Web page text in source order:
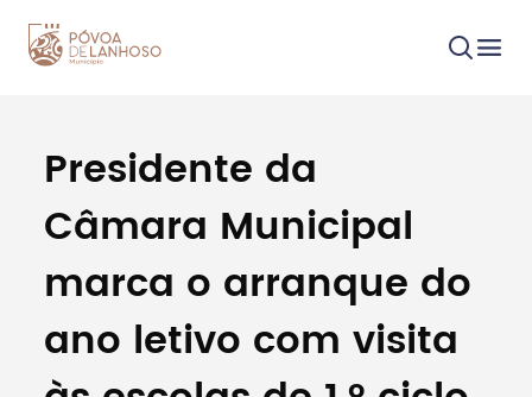
Procurar
Tipo de conteúdo
Presidente da
Câmara Municipal
marca o arranque do
ano letivo com visita